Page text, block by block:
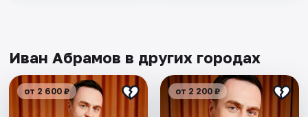
Иван Абрамов в других городах
от 2 600 ₽ от 2 200 ₽